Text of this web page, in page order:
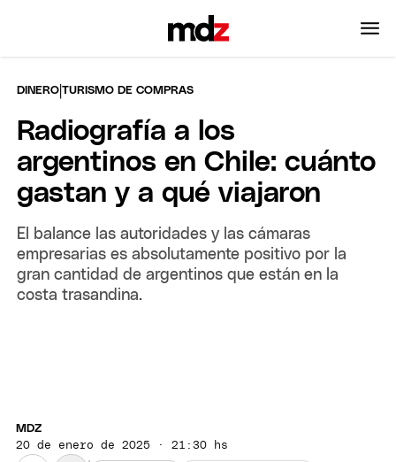
DINERO |TURISMO DE COMPRAS
Radiografía a los
argentinos en Chile: cuánto
gastan y a qué viajaron
El balance las autoridades y las cámaras
empresarias es absolutamente positivo por la
gran cantidad de argentinos que están en la
costa trasandina.
MDZ
20 de enero de 2025 · 21:30 hs